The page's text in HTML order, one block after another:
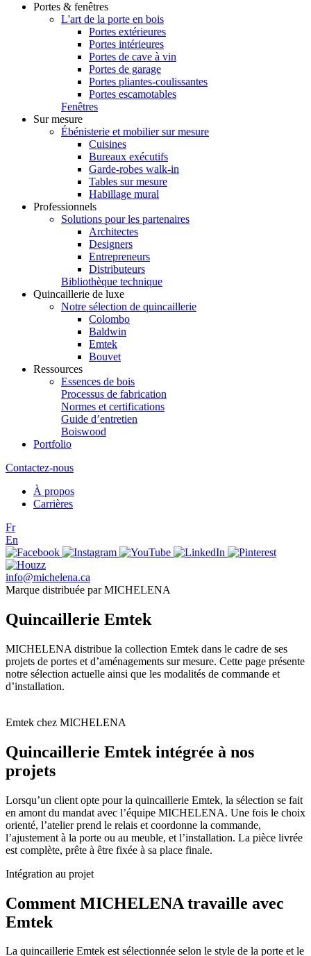
Portes & fenêtres
L'art de la porte en bois
Portes extérieures
Portes intérieures
Portes de cave à vin
Portes de garage
Portes pliantes-coulissantes
Portes escamotables
Fenêtres
Sur mesure
Ébénisterie et mobilier sur mesure
Cuisines
Bureaux exécutifs
Garde-robes walk-in
Tables sur mesure
Habillage mural
Professionnels
Solutions pour les partenaires
Architectes
Designers
Entrepreneurs
Distributeurs
Bibliothèque technique
Quincaillerie de luxe
Notre sélection de quincaillerie
Colombo
Baldwin
Emtek
Bouvet
Ressources
Essences de bois
Processus de fabrication
Normes et certifications
Guide d’entretien
Boiswood
Portfolio
Contactez-nous
À propos
Carrières
Fr
En
info@michelena.ca
Marque distribuée par MICHELENA
Quincaillerie Emtek
MICHELENA distribue la collection Emtek dans le cadre de ses
projets de portes et d’aménagements sur mesure. Cette page présente
notre sélection actuelle ainsi que les modalités de commande et
d’installation.
Emtek chez MICHELENA
Quincaillerie Emtek intégrée à nos
projets
Lorsqu’un client opte pour la quincaillerie Emtek, la sélection se fait
en amont du mandat avec l’équipe MICHELENA. Une fois le choix
orienté, l’atelier prend le relais et coordonne la commande,
l’ajustement à la porte ou au meuble, et l’installation. La pièce livrée
est complète, prête à être fixée à sa place finale.
Intégration au projet
Comment MICHELENA travaille avec
Emtek
La quincaillerie Emtek est sélectionnée selon le style de la porte et le